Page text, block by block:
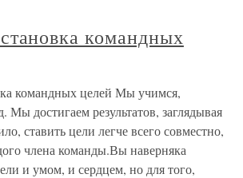
командных
командных целей Мы учимся,
Мы достигаем результатов, заглядывая
ставить цели легче всего совместно,
члена команды.Вы наверняка
и умом, и сердцем, но для того,